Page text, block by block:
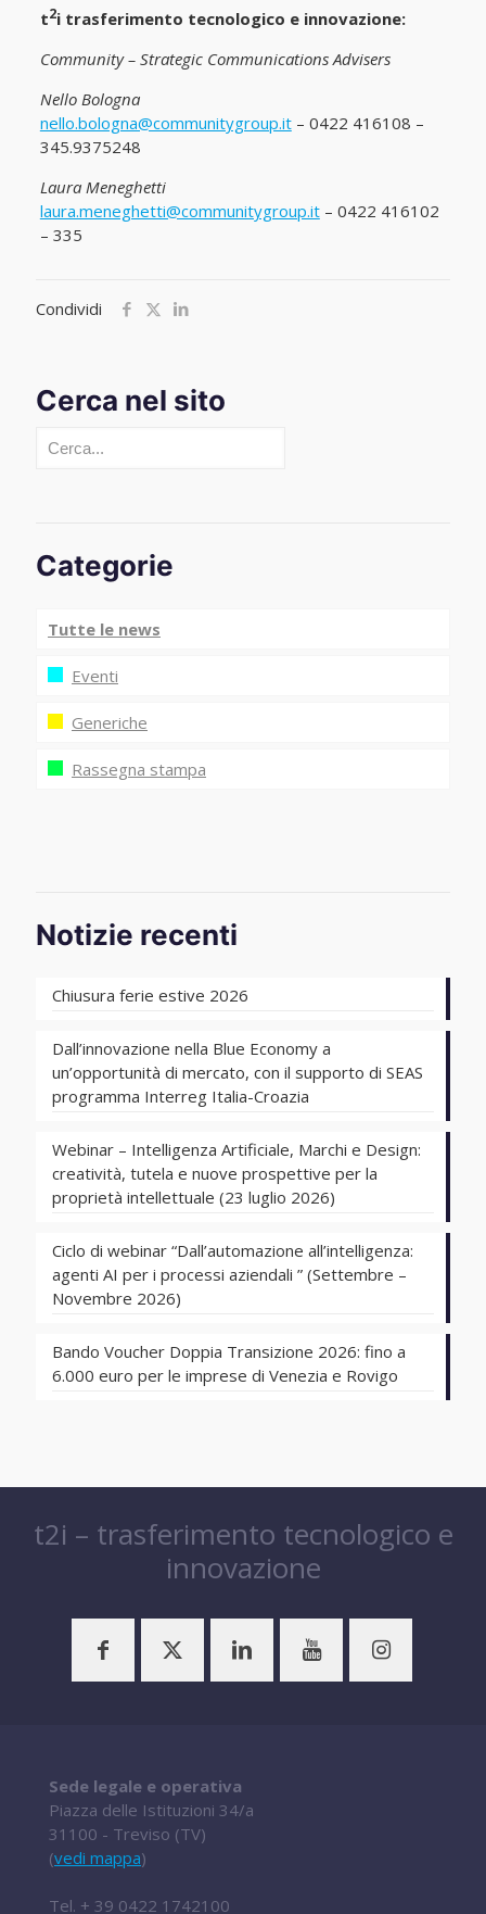
t2i trasferimento tecnologico e innovazione:
Community – Strategic Communications Advisers
Nello Bologna
nello.bologna@communitygroup.it– 0422 416108 –
345.9375248
Laura Meneghetti
laura.meneghetti@communitygroup.it– 0422 416102
– 335
Condividi
Cerca nel sito
Cerca
Categorie
Tutte le news
Eventi
Generiche
Rassegna stampa
Notizie recenti
Chiusura ferie estive 2026
Dall’innovazione nella Blue Economy a
un’opportunità di mercato, con il supporto di SEAS
programma Interreg Italia-Croazia
Webinar – Intelligenza Artificiale, Marchi e Design:
creatività, tutela e nuove prospettive per la
proprietà intellettuale (23 luglio 2026)
Ciclo di webinar “Dall’automazione all’intelligenza:
agenti AI per i processi aziendali ” (Settembre –
Novembre 2026)
Bando Voucher Doppia Transizione 2026: fino a
6.000 euro per le imprese di Venezia e Rovigo
t2i – trasferimento tecnologico e
innovazione
Sede legale e operativa
Piazza delle Istituzioni 34/a
31100 - Treviso (TV)
(vedi mappa)
Tel. + 39 0422 1742100